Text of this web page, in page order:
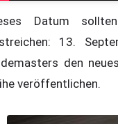
Datum
13.
den
veröffentlichen.